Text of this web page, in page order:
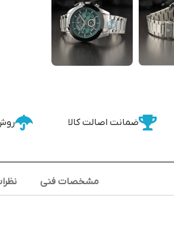
ضمانت اصالت کالا
مشخصات فنی